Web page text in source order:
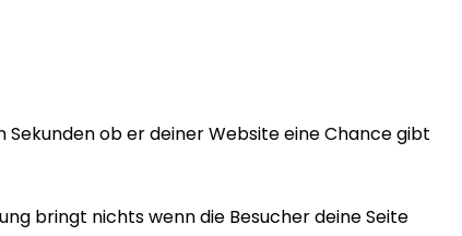
ob er deiner Website eine Chance gibt
bringt nichts wenn die Besucher deine Seite